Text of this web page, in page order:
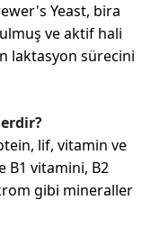
Yeast, bira
ve aktif hali
laktasyon sürecini
lif, vitamin ve
B1 vitamini, B2
gibi mineraller